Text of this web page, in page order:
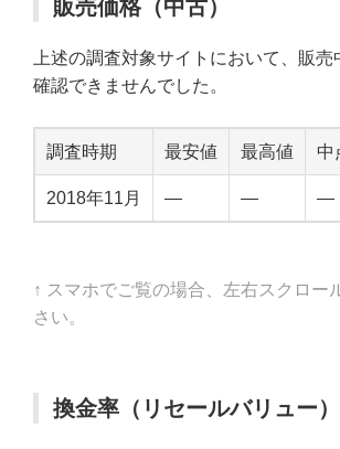
販売価格（中古）
上述の調査対象サイトにおいて、販
確認できませんでした。
調査時期 最安値 最高値 中
2018年11月 — — —
↑ スマホでご覧の場合、左右スクロー
さい。
換金率（リセールバリュー）